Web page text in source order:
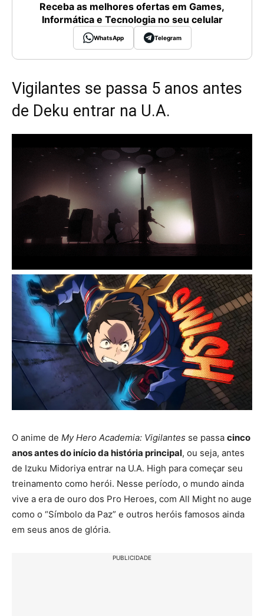
Receba as melhores ofertas em Games,
Informática e Tecnologia no seu celular
WhatsApp Telegram
Vigilantes se passa 5 anos antes
de Deku entrar na U.A.
O anime de My Hero Academia: Vigilantes se passa cinco
anos antes do início da história principal, ou seja, antes
de Izuku Midoriya entrar na U.A. High para começar seu
treinamento como herói. Nesse período, o mundo ainda
vive a era de ouro dos Pro Heroes, com All Might no auge
como o “Símbolo da Paz” e outros heróis famosos ainda
em seus anos de glória.
PUBLICIDADE